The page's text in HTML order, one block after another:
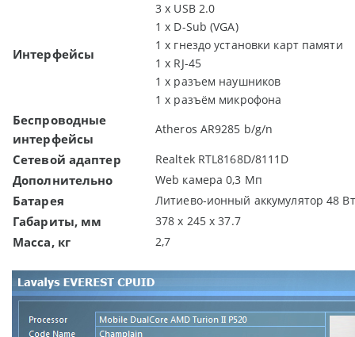
Интерфейсы
3 х USB 2.0
1 x D-Sub (VGA)
1 x гнездо установки карт памяти
1 х RJ-45
1 х разъем наушников
1 х разъём микрофона
Беспроводные
интерфейсы
Atheros AR9285 b/g/n
Сетевой адаптер Realtek RTL8168D/8111D
Дополнительно Web камера 0,3 Мп
Батарея Литиево-ионный аккумулятор 48
Габариты, мм 378 x 245 x 37.7
Масса, кг 2,7